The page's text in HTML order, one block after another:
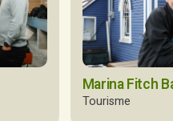
Marina Fitch
Tourisme